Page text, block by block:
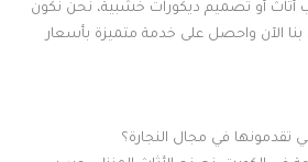
أثاث أو تصميم ديكورات خشبية، نحن نكون
الآن واحصل على خدمة متميزة بأسعار